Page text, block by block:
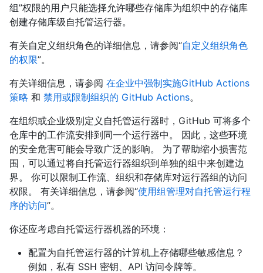
组”权限的用户只能选择允许哪些存储库为组织中的存储库
创建存储库级自托管运行器。
有关自定义组织角色的详细信息，请参阅“自定义组织角色
的权限”。
有关详细信息，请参阅 在企业中强制实施GitHub Actions
策略 和 禁用或限制组织的 GitHub Actions。
在组织或企业级别定义自托管运行器时，GitHub 可将多个
仓库中的工作流安排到同一个运行器中。 因此，这些环境
的安全危害可能会导致广泛的影响。 为了帮助缩小损害范
围，可以通过将自托管运行器组织到单独的组中来创建边
界。 你可以限制工作流、组织和存储库对运行器组的访问
权限。 有关详细信息，请参阅“使用组管理对自托管运行程
序的访问”。
你还应考虑自托管运行器机器的环境：
配置为自托管运行器的计算机上存储哪些敏感信息？
例如，私有 SSH 密钥、API 访问令牌等。